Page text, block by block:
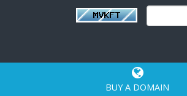
BUY A DOMAIN